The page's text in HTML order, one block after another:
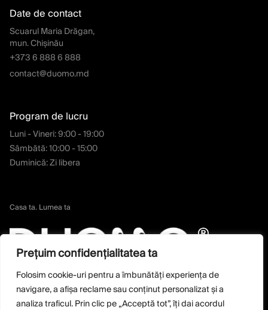
Prețuim confidențialitatea ta
Folosim cookie-uri pentru a îmbunătăți experiența de
navigare, a afișa reclame sau conținut personalizat și a
analiza traficul. Prin clic pe „Acceptă tot”, îți dai acordul
Date de contact
Scuarul Maria Drăgan,
mun. Chișinău
+373 6 888 6 888
contact@duomo.md
Program de lucru
Luni - Vineri: 9:00 - 19:00
Sâmbătă: 10:00 - 15:00
Duminică: Zi libera
Casa ta. Lumea ta